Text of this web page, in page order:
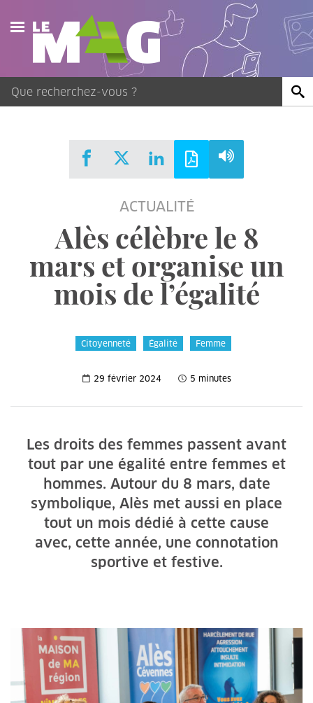
Actualités
Agenda
Publications
ACTUALITÉ
Alès célèbre le 8
mars et organise un
mois de l’égalité
Citoyenneté Égalité Femme
29 février 2024 5 minutes
Les droits des femmes passent avant
tout par une égalité entre femmes et
hommes. Autour du 8 mars, date
symbolique, Alès met aussi en place
tout un mois dédié à cette cause
avec, cette année, une connotation
sportive et festive.